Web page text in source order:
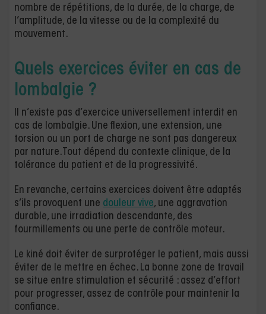
nombre de répétitions, de la durée, de la charge, de
l’amplitude, de la vitesse ou de la complexité du
mouvement.
Quels exercices éviter en cas de
lombalgie ?
Il n’existe pas d’exercice universellement interdit en
cas de lombalgie. Une flexion, une extension, une
torsion ou un port de charge ne sont pas dangereux
par nature. Tout dépend du contexte clinique, de la
tolérance du patient et de la progressivité.
En revanche, certains exercices doivent être adaptés
s’ils provoquent une douleur vive, une aggravation
durable, une irradiation descendante, des
fourmillements ou une perte de contrôle moteur.
Le kiné doit éviter de surprotéger le patient, mais aussi
éviter de le mettre en échec. La bonne zone de travail
se situe entre stimulation et sécurité : assez d’effort
pour progresser, assez de contrôle pour maintenir la
confiance.